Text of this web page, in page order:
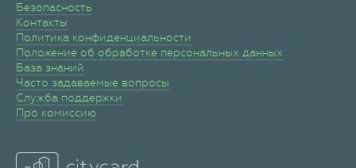
Безопасность
Контакты
Политика конфиденциальности
Положение об обработке персональных данных
База знаний
Часто задаваемые вопросы
Служба поддержки
Про комиссию